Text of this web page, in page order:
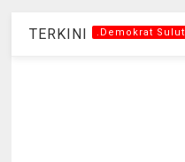
TERKINI .Demokrat Sulut